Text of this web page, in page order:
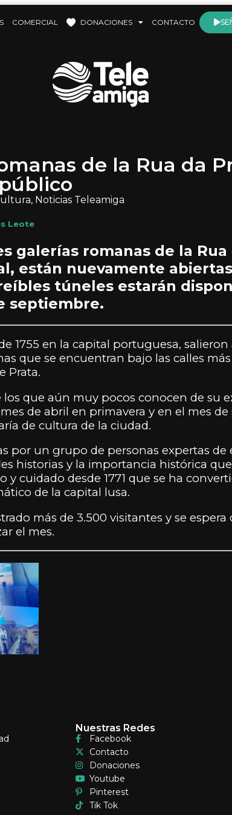
COMERCIAL DONACIONES CONTACTO
de la Rua da
, Noticias Teleamiga
Leote
galerías romanas de la
están nuevamente
túneles estarán
septiembre.
1755 en la capital portuguesa, salieron
que se encuentran bajo las calles
Prata.
que aún muy pocos conocen de su
de abril en primavera y en el mes
de cultura de la ciudad.
por un grupo de personas expertas de
historias y la importancia histórica
cuidado desde 1771 que se ha
de la capital lusa.
más de 3.500 visitantes y se espera
el mes.
Nuestras Redes
Facebook
Contacto
Donaciones
Youtube
Pinterest
Tik Tok